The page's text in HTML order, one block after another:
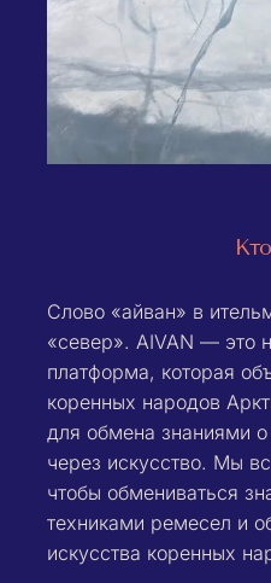
Слово «айван» в
«север». AIVAN — это
платформа, которая
коренных народов
для обмена знаниями
через искусство. Мы
чтобы обмениваться
техниками ремесел и
искусства коренных